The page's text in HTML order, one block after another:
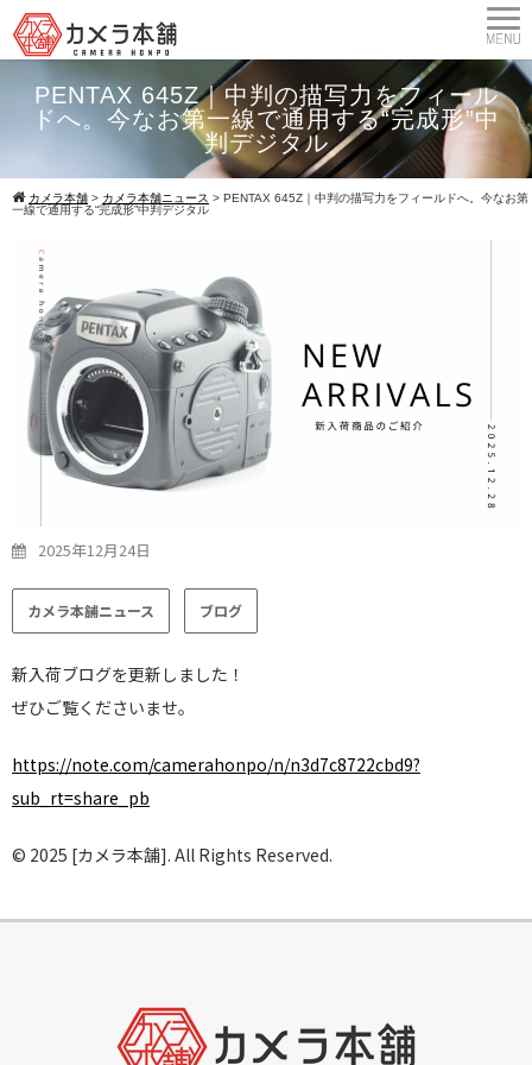
PENTAX 645Z｜中判の描写力をフィール
ドへ。今なお第一線で通用する“完成形”中
判デジタル
カメラ本舗 > カメラ本舗ニュース > PENTAX 645Z｜中判の描写力をフィールドへ。今なお第
一線で通用する“完成形”中判デジタル
2025年12月24日
カメラ本舗ニュース ブログ
新入荷ブログを更新しました！
ぜひご覧くださいませ。
https://note.com/camerahonpo/n/n3d7c8722cbd9?
sub_rt=share_pb
© 2025 [カメラ本舗]. All Rights Reserved.